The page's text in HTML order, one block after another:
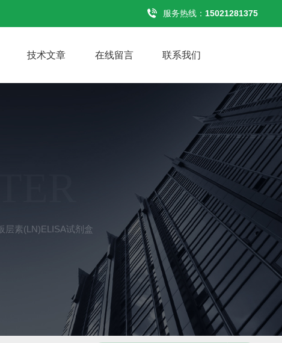
服务热线： 15021281375
技术文章 在线留言 联系我们
层素(LN)ELISA试剂盒